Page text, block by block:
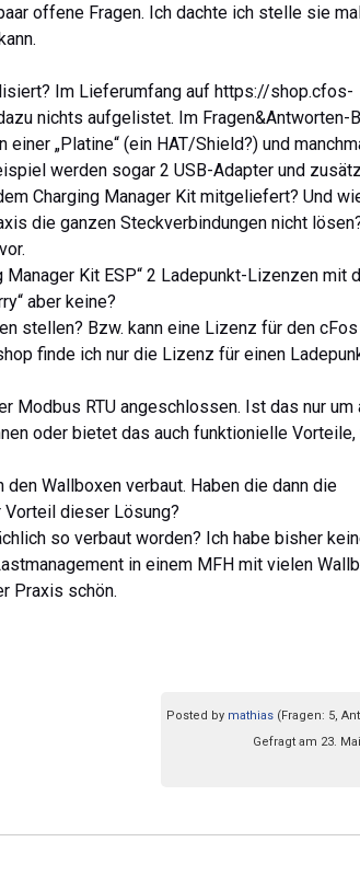
offene Fragen. Ich dachte ich stelle sie
Im Lieferumfang auf https://shop.cfos-
nichts aufgelistet. Im Fragen&Antworten-
„Platine“ (ein HAT/Shield?) und
werden sogar 2 USB-Adapter und
Charging Manager Kit mitgeliefert? Und
die ganzen Steckverbindungen nicht
Kit ESP“ 2 Ladepunkt-Lizenzen mit
aber keine?
stellen? Bzw. kann eine Lizenz für den cFos
finde ich nur die Lizenz für einen
Modbus RTU angeschlossen. Ist das nur um
oder bietet das auch funktionielle Vorteile,
Wallboxen verbaut. Haben die dann die
dieser Lösung?
so verbaut worden? Ich habe bisher
in einem MFH mit vielen
Praxis schön.
Posted by mathias (Fragen: 5,
Gefragt am 23.